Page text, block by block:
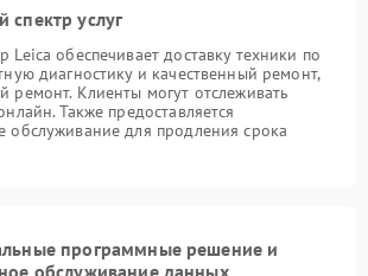
спектр услуг
Leica обеспечивает доставку техники по
диагностику и качественный ремонт,
ремонт. Клиенты могут отслеживать
Также предоставляется
обслуживание для продления срока
программные решение и
обслуживание данных